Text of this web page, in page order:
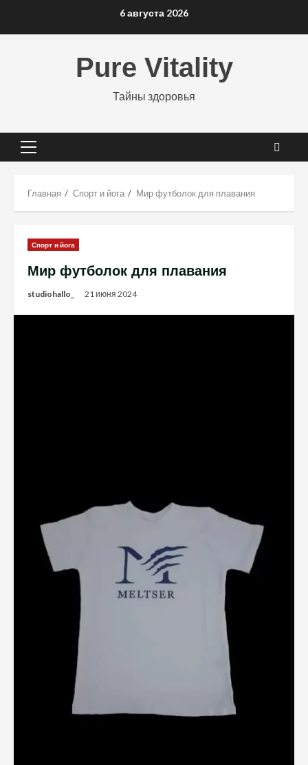
6 августа 2026
Pure Vitality
Тайны здоровья
Основное
Главная Спорт и йога Мир футболок для плавания
Спорт и йога
Мир футболок для плавания
studiohallo_ 21 июня 2024